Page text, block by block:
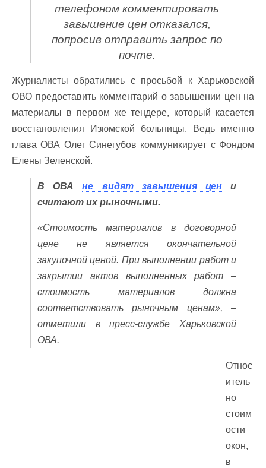
телефоном комментировать
завышение цен отказался,
попросив отправить запрос по
почте.
Журналисты обратились с просьбой к Харьковской
ОВО предоставить комментарий о завышении цен на
материалы в первом же тендере, который касается
восстановления Изюмской больницы. Ведь именно
глава ОВА Олег Синегубов коммуникирует с Фондом
Елены Зеленской.
В ОВАне видят завышения цени
считают их рыночными.
«Стоимость материалов в договорной
цене не является окончательной
закупочной ценой. При выполнении работ и
закрытии актов выполненных работ –
стоимость материалов должна
соответствовать рыночным ценам», –
отметили в пресс-службе Харьковской
ОВА.
Относ
итель
но
стоим
ости
окон,
в